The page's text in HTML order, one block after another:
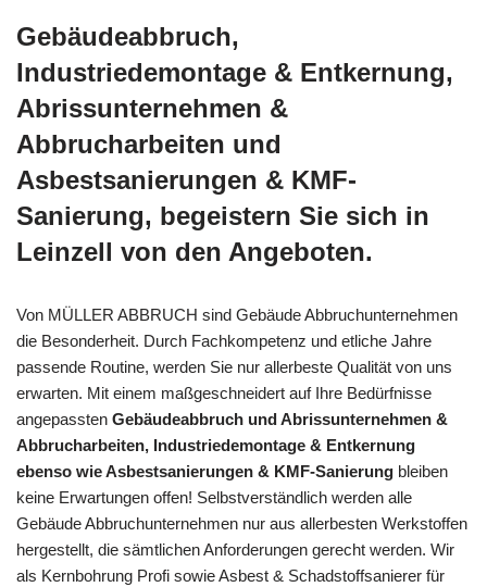
Gebäudeabbruch,
Industriedemontage & Entkernung,
Abrissunternehmen &
Abbrucharbeiten und
Asbestsanierungen & KMF-
Sanierung, begeistern Sie sich in
Leinzell von den Angeboten.
Von MÜLLER ABBRUCH sind Gebäude Abbruchunternehmen
die Besonderheit. Durch Fachkompetenz und etliche Jahre
passende Routine, werden Sie nur allerbeste Qualität von uns
erwarten. Mit einem maßgeschneidert auf Ihre Bedürfnisse
angepassten Gebäudeabbruch und Abrissunternehmen &
Abbrucharbeiten, Industriedemontage & Entkernung
ebenso wie Asbestsanierungen & KMF-Sanierung bleiben
keine Erwartungen offen! Selbstverständlich werden alle
Gebäude Abbruchunternehmen nur aus allerbesten Werkstoffen
hergestellt, die sämtlichen Anforderungen gerecht werden. Wir
als Kernbohrung Profi sowie Asbest & Schadstoffsanierer für